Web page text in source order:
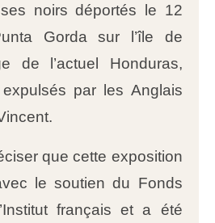
noirs déportés le 12
Gorda sur l’île de
de l’actuel Honduras,
par les Anglais
que cette exposition
le soutien du Fonds
français et a été